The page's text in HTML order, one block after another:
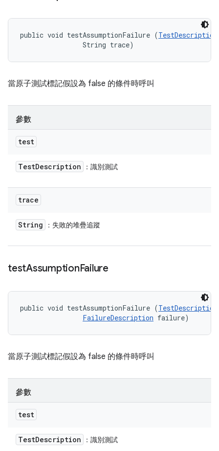
public void testAssumptionFailure (TestDescription
                String trace)
當原子測試標記假設為 false 的條件時呼叫
參數
test
TestDescription ：識別測試
trace
String ：失敗的堆疊追蹤
testAssumptionFailure
public void testAssumptionFailure (TestDescription
FailureDescription failure)
當原子測試標記假設為 false 的條件時呼叫
參數
test
TestDescription ：識別測試